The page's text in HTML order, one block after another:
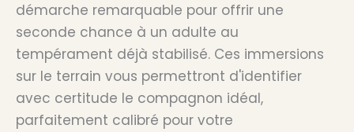
démarche remarquable pour offrir une
seconde chance à un adulte au
tempérament déjà stabilisé. Ces immersions
sur le terrain vous permettront d'identifier
avec certitude le compagnon idéal,
parfaitement calibré pour votre